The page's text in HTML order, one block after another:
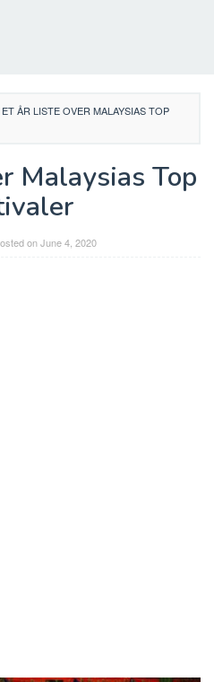
ET ÅR LISTE OVER MALAYSIAS TOP
Malaysias Top
onJune 4, 2020